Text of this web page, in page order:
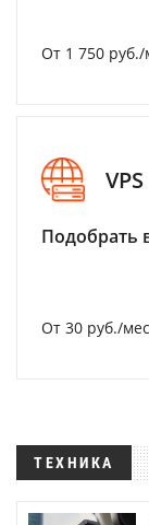
От 1 750
VPS
Подобрать
От 30 руб./
ТЕХНИКА